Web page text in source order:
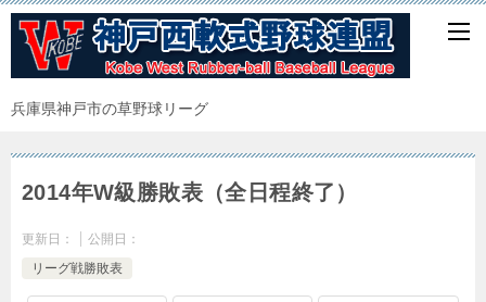
兵庫県神戸市の草野球リーグ
2014年W級勝敗表（全日程終了）
更新日：
公開日：
リーグ戦勝敗表